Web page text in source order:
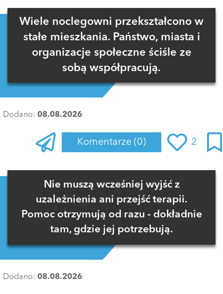
Zaloguj się, aby dodać komentarz
Wiele noclegowni przekształcono w
stałe mieszkania. Państwo, miasta i
organizacje społeczne ściśle ze
sobą współpracują.
Dodano: 08.08.2026
Komentarze (0) 2
Zaloguj się, aby dodać komentarz
Nie muszą wcześniej wyjść z
uzależnienia ani przejść terapii.
Pomoc otrzymują od razu - dokładnie
tam, gdzie jej potrzebują.
Dodano: 08.08.2026